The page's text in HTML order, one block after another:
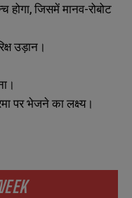
जिसमें मानव-रोबोट
उड़ान।
पर भेजने का लक्ष्य।